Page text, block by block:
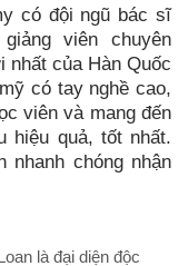
có đội ngũ bác sĩ
viên chuyên
nhất của Hàn Quốc
có tay nghề cao,
viên và mang đến
hiệu quả, tốt nhất.
nhanh chóng nhận
là đại diện độc